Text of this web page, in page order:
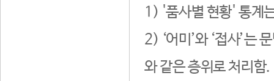
1) '품사별 현황' 통계
2) ‘어미’와 ‘접사’는
와 같은 층위로 처리함.